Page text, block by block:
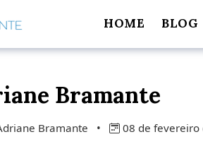
HOME BLOG
Bramante
Bramante • 08 de fevereiro